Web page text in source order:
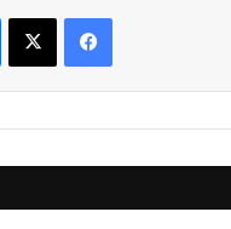
فيسبوك‫X